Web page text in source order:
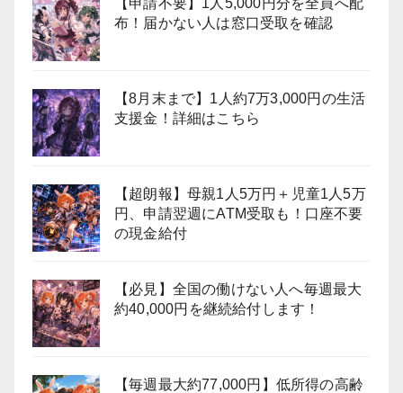
【申請不要】1人5,000円分を全員へ配
布！届かない人は窓口受取を確認
【8月末まで】1人約7万3,000円の生活
支援金！詳細はこちら
【超朗報】母親1人5万円＋児童1人5万
円、申請翌週にATM受取も！口座不要
の現金給付
【必見】全国の働けない人へ毎週最大
約40,000円を継続給付します！
【毎週最大約77,000円】低所得の高齢